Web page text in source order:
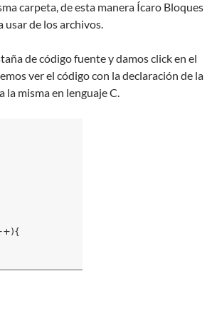
carpeta, de esta manera Ícaro Bloques
usar de los archivos.
de código fuente y damos click en el
ver el código con la declaración de la
la misma en lenguaje C.